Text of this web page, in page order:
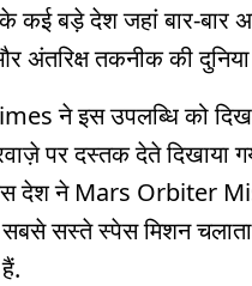
के कई बड़े देश जहां बार-
अंतरिक्ष तकनीक की
ने इस उपलब्धि को
पर दस्तक देते दिखाया
देश ने Mars Orbiter
सबसे सस्ते स्पेस मिशन